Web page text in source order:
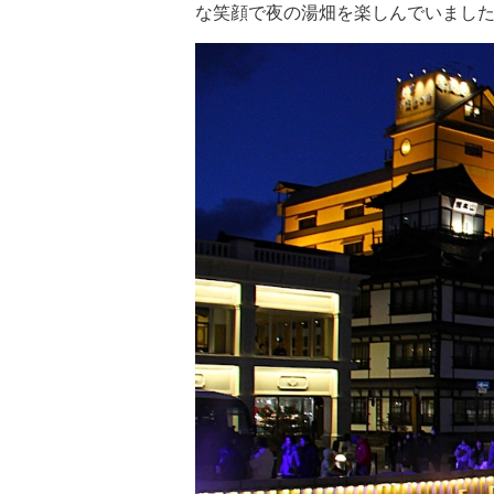
な笑顔で夜の湯畑を楽しんでいまし